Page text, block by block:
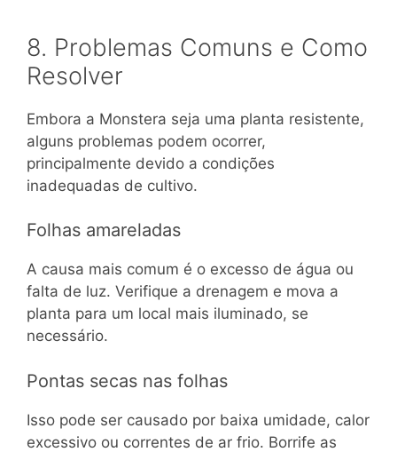
8. Problemas Comuns e Como
Resolver
Embora a Monstera seja uma planta resistente,
alguns problemas podem ocorrer,
principalmente devido a condições
inadequadas de cultivo.
Folhas amareladas
A causa mais comum é o excesso de água ou
falta de luz. Verifique a drenagem e mova a
planta para um local mais iluminado, se
necessário.
Pontas secas nas folhas
Isso pode ser causado por baixa umidade, calor
excessivo ou correntes de ar frio. Borrife as